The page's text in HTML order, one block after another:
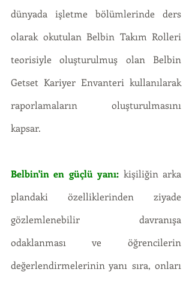
dünyada işletme bölümlerinde ders
olarak okutulan Belbin Takım Rolleri
teorisiyle oluşturulmuş olan Belbin
Getset Kariyer Envanteri kullanılarak
raporlamaların oluşturulmasını
kapsar.
Belbin'in en güçlü yanı: kişiliğin arka
plandaki özelliklerinden ziyade
gözlemlenebilir davranışa
odaklanması ve öğrencilerin
değerlendirmelerinin yanı sıra, onları